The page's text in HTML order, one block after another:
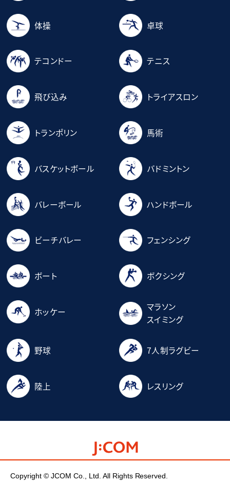
体操 卓球
テコンドー テニス
飛び込み トライアスロン
トランポリン 馬術
バスケットボール バドミントン
バレーボール ハンドボール
ビーチバレー フェンシング
ボート ボクシング
ホッケー
マラソン
スイミング
野球 7人制ラグビー
陸上 レスリング
Copyright © JCOM Co., Ltd. All Rights Reserved.